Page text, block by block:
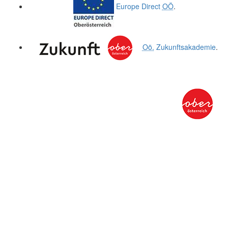
Europe Direct OÖ.
Oö. Zukunftsakademie.